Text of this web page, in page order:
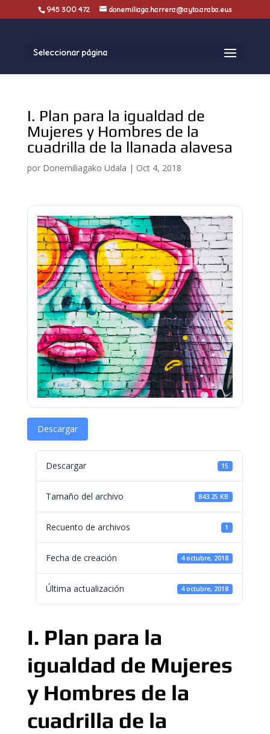
945 300 472 donemiliaga.harrera@ayto.araba.eus
Seleccionar página
I. Plan para la igualdad de
Mujeres y Hombres de la
cuadrilla de la llanada alavesa
por Donemiliagako Udala | Oct 4, 2018
Descargar
Descargar 15
Tamaño del archivo 843.25 KB
Recuento de archivos 1
Fecha de creación 4 octubre, 2018
Última actualización 4 octubre, 2018
I. Plan para la
igualdad de Mujeres
y Hombres de la
cuadrilla de la